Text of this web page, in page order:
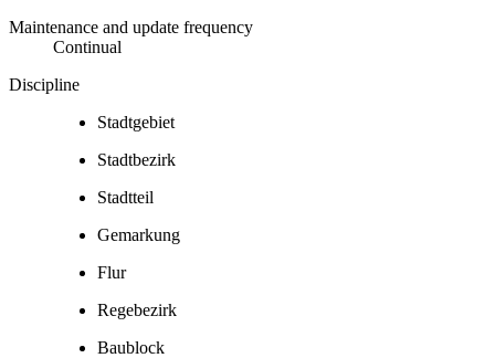
Maintenance and update frequency
Continual
Discipline
Stadtgebiet
Stadtbezirk
Stadtteil
Gemarkung
Flur
Regebezirk
Baublock